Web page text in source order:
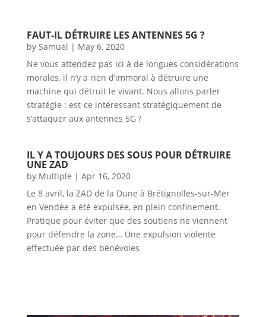
FAUT-IL DÉTRUIRE LES ANTENNES 5G ?
by Samuel | May 6, 2020
Ne vous attendez pas ici à de longues considérations
morales, il n’y a rien d’immoral à détruire une
machine qui détruit le vivant. Nous allons parler
stratégie : est-ce intéressant stratégiquement de
s’attaquer aux antennes 5G ?
IL Y A TOUJOURS DES SOUS POUR DÉTRUIRE
UNE ZAD
by Multiple | Apr 16, 2020
Le 8 avril, la ZAD de la Dune à Brétignolles-sur-Mer
en Vendée a été expulsée, en plein confinement.
Pratique pour éviter que des soutiens ne viennent
pour défendre la zone… Une expulsion violente
effectuée par des bénévoles